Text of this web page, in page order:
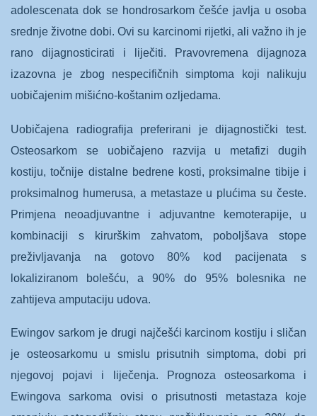
adolescenata dok se hondrosarkom češće javlja u osoba
srednje životne dobi. Ovi su karcinomi rijetki, ali važno ih je
rano dijagnosticirati i liječiti. Pravovremena dijagnoza
izazovna je zbog nespecifičnih simptoma koji nalikuju
uobičajenim mišićno-koštanim ozljedama.
Uobičajena radiografija preferirani je dijagnostički test.
Osteosarkom se uobičajeno razvija u metafizi dugih
kostiju, točnije distalne bedrene kosti, proksimalne tibije i
proksimalnog humerusa, a metastaze u plućima su česte.
Primjena neoadjuvantne i adjuvantne kemoterapije, u
kombinaciji s kirurškim zahvatom, poboljšava stope
preživljavanja na gotovo 80% kod pacijenata s
lokaliziranom bolešću, a 90% do 95% bolesnika ne
zahtijeva amputaciju udova.
Ewingov sarkom je drugi najčešći karcinom kostiju i sličan
je osteosarkomu u smislu prisutnih simptoma, dobi pri
njegovoj pojavi i liječenja. Prognoza osteosarkoma i
Ewingova sarkoma ovisi o prisutnosti metastaza koje